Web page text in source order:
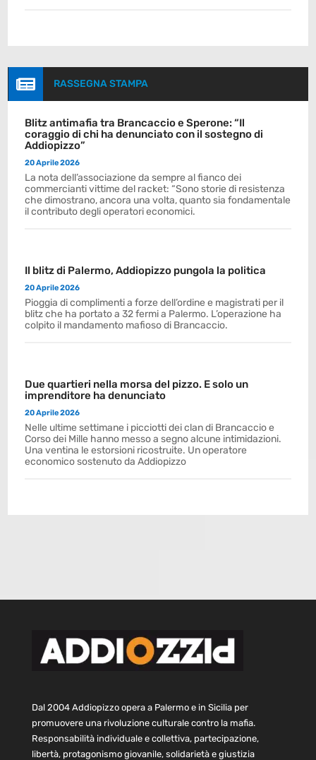
 RASSEGNA STAMPA
Blitz antimafia tra Brancaccio e Sperone: “Il
coraggio di chi ha denunciato con il sostegno di
Addiopizzo”
20 Aprile 2026
La nota dell’associazione da sempre al fianco dei
commercianti vittime del racket: “Sono storie di resistenza
che dimostrano, ancora una volta, quanto sia fondamentale
il contributo degli operatori economici.
Il blitz di Palermo, Addiopizzo pungola la politica
20 Aprile 2026
Pioggia di complimenti a forze dell’ordine e magistrati per il
blitz che ha portato a 32 fermi a Palermo. L’operazione ha
colpito il mandamento mafioso di Brancaccio.
Due quartieri nella morsa del pizzo. E solo un
imprenditore ha denunciato
20 Aprile 2026
Nelle ultime settimane i picciotti dei clan di Brancaccio e
Corso dei Mille hanno messo a segno alcune intimidazioni.
Una ventina le estorsioni ricostruite. Un operatore
economico sostenuto da Addiopizzo
Dal 2004 Addiopizzo opera a Palermo e in Sicilia per
promuovere una rivoluzione culturale contro la mafia.
Responsabilità individuale e collettiva, partecipazione,
libertà, protagonismo giovanile, solidarietà e giustizia